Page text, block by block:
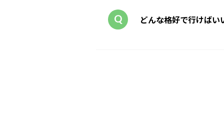
どんな格好で行けば